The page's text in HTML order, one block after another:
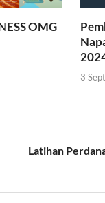
OMG
3
Latihan